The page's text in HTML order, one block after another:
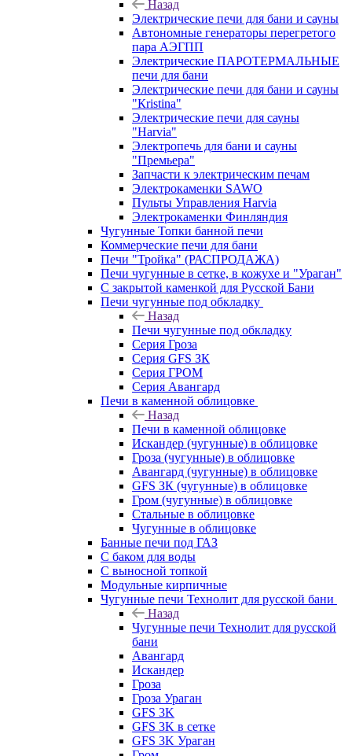
Назад
Электрические печи для бани и сауны
Автономные генераторы перегретого
пара АЭГПП
Электрические ПАРОТЕРМАЛЬНЫЕ
печи для бани
Электрические печи для бани и сауны
"Кristina"
Электрические печи для сауны
"Harvia"
Электропечь для бани и сауны
"Премьера"
Запчасти к электрическим печам
Электрокаменки SAWO
Пульты Управления Harvia
Электрокаменки Финляндия
Чугунные Топки банной печи
Коммерческие печи для бани
Печи "Тройка" (РАСПРОДАЖА)
Печи чугунные в сетке, в кожухе и "Ураган"
С закрытой каменкой для Русской Бани
Печи чугунные под обкладку
Назад
Печи чугунные под обкладку
Серия Гроза
Серия GFS ЗК
Серия ГРОМ
Серия Авангард
Печи в каменной облицовке
Назад
Печи в каменной облицовке
Искандер (чугунные) в облицовке
Гроза (чугунные) в облицовке
Авангард (чугунные) в облицовке
GFS ЗК (чугунные) в облицовке
Гром (чугунные) в облицовке
Стальные в облицовке
Чугунные в облицовке
Банные печи под ГАЗ
С баком для воды
С выносной топкой
Модульные кирпичные
Чугунные печи Технолит для русской бани
Назад
Чугунные печи Технолит для русской
бани
Авангард
Искандер
Гроза
Гроза Ураган
GFS 3K
GFS 3K в сетке
GFS 3K Ураган